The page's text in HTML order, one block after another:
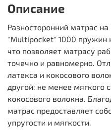
Описание
Разносторонний матрас
"Multipocket" 1000 пружин
что позволяет матрасу
точечно и равномерно.
латекса и кокосового
другой: не менее мягкого
кокосового волокна.
матрас предоставляет
упругости и мягкости.